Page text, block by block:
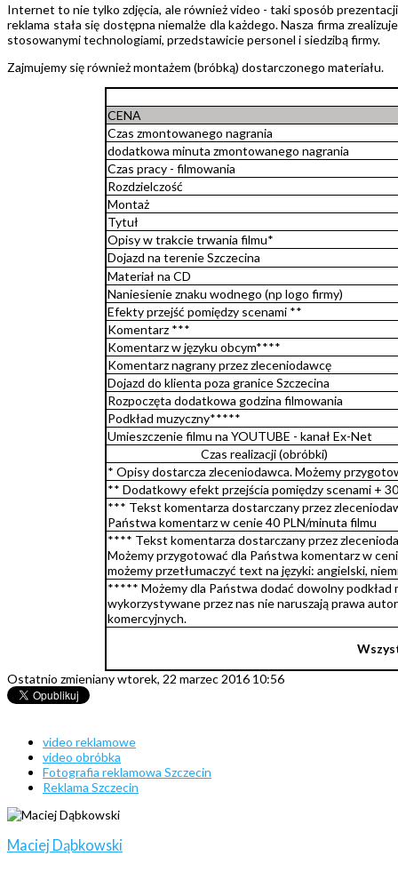
Internet to nie tylko zdjęcia, ale również video - taki sposób
reklama stała się dostępna niemalże dla każdego. Nasza firma
stosowanymi technologiami, przedstawicie personel i siedzibą firmy.
Zajmujemy się również montażem (bróbką) dostarczonego materiału.
CENA
Czas zmontowanego nagrania
dodatkowa minuta zmontowanego nagrania
Czas pracy - filmowania
Rozdzielczość
Montaż
Tytuł
Opisy w trakcie trwania filmu*
Dojazd na terenie Szczecina
Materiał na CD
Naniesienie znaku wodnego (np logo firmy)
Efekty przejść pomiędzy scenami **
Komentarz ***
Komentarz w języku obcym****
Komentarz nagrany przez zleceniodawcę
Dojazd do klienta poza granice Szczecina
Rozpoczęta dodatkowa godzina filmowania
Podkład muzyczny*****
Umieszczenie filmu na YOUTUBE - kanał Ex-Net
Czas realizacji (obróbki)
* Opisy dostarcza zleceniodawca. Możemy
** Dodatkowy efekt przejścia pomiędzy scenami +
*** Tekst komentarza dostarczany przez
Państwa komentarz w cenie 40 PLN/minuta filmu
**** Tekst komentarza dostarczany przez
Możemy przygotować dla Państwa komentarz w
możemy przetłumaczyć text na języki: angielski,
***** Możemy dla Państwa dodać dowolny podkład
wykorzystywane przez nas nie naruszają prawa
komercyjnych.
Ostatnio zmieniany wtorek, 22 marzec 2016 10:56
video reklamowe
video obróbka
Fotografia reklamowa Szczecin
Reklama Szczecin
Maciej Dąbkowski